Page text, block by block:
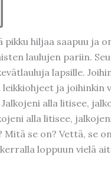
pikku hiljaa saapuu ja
laulujen pariin.
lapsille.
leikkiohjeet ja joihinkin
alla litisee,
alla litisee,
Mitä se on? Vettä, se
loppuun vielä